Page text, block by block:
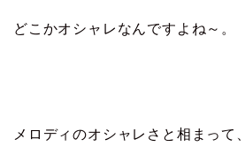
どこかオシャレなんですよね～。
メロディのオシャレさと相まって、